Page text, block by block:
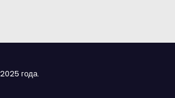
года.